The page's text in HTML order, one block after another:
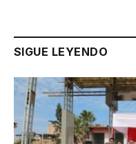
SIGUE LEYENDO